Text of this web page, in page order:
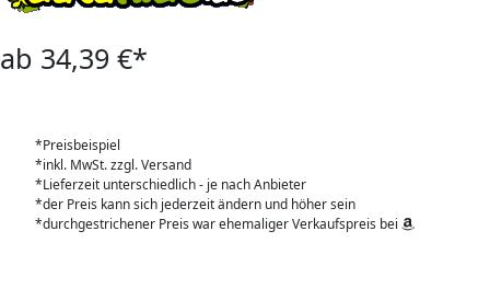
ab 34,39 €*
*Preisbeispiel
*inkl. MwSt. zzgl. Versand
*Lieferzeit unterschiedlich - je nach Anbieter
*der Preis kann sich jederzeit ändern und höher sein
*durchgestrichener Preis war ehemaliger Verkaufspreis bei